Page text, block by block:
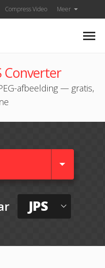
Compress Video Meer
Converter
afbeelding — gratis,
JPS